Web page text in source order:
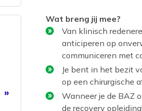
Wat breng jij mee?
Van klinisch
anticiperen op
communiceren met
Je bent in het bezit
op een chirurgische
Wanneer je de BAZ
de recovery opleiding!